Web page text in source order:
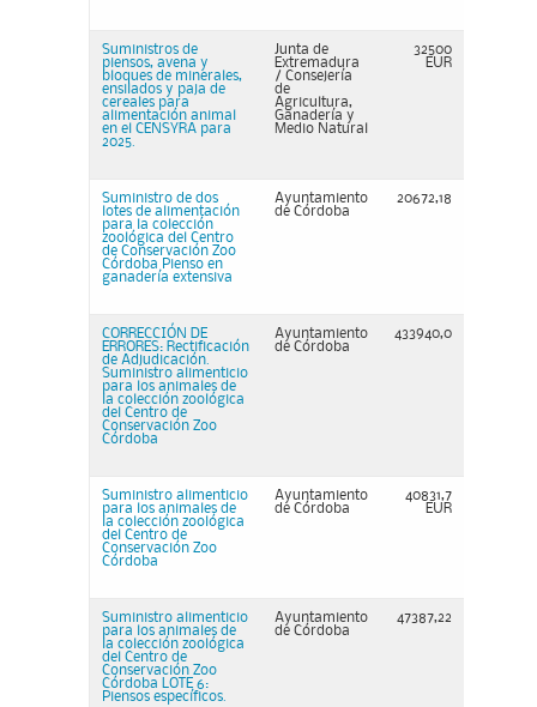
Suministros de
piensos, avena y
bloques de minerales,
ensilados y paja de
cereales para
alimentación animal
en el CENSYRA para
2025.
Junta de
Extremadura
/ Consejería
de
Agricultura,
Ganadería y
Medio Natural
32500
EUR
Suministro de dos
lotes de alimentación
para la colección
zoológica del Centro
de Conservación Zoo
Córdoba Pienso en
ganadería extensiva
Ayuntamiento
de Córdoba
20672,18
CORRECCIÓN DE
ERRORES: Rectificación
de Adjudicación.
Suministro alimenticio
para los animales de
la colección zoológica
del Centro de
Conservación Zoo
Córdoba
Ayuntamiento
de Córdoba
433940,0
Suministro alimenticio
para los animales de
la colección zoológica
del Centro de
Conservación Zoo
Córdoba
Ayuntamiento
de Córdoba
40831,7
EUR
Suministro alimenticio
para los animales de
la colección zoológica
del Centro de
Conservación Zoo
Córdoba LOTE 6:
Piensos específicos.
Ayuntamiento
de Córdoba
47387,22